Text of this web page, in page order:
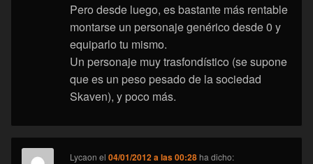
Pero desde luego, es bastante más rentable
montarse un personaje genérico desde 0 y
equiparlo tu mismo.
Un personaje muy trasfondístico (se supone
que es un peso pesado de la sociedad
Skaven), y poco más.
Lycaon el04/01/2012 a las 00:28 ha dicho: